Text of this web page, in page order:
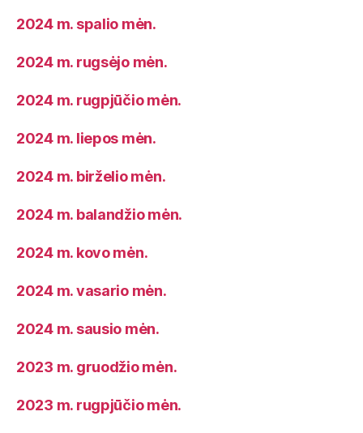
2024 m. spalio mėn.
2024 m. rugsėjo mėn.
2024 m. rugpjūčio mėn.
2024 m. liepos mėn.
2024 m. birželio mėn.
2024 m. balandžio mėn.
2024 m. kovo mėn.
2024 m. vasario mėn.
2024 m. sausio mėn.
2023 m. gruodžio mėn.
2023 m. rugpjūčio mėn.